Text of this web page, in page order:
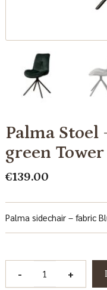
Palma
green
€139.00
Palma sidechair – fabric
- +